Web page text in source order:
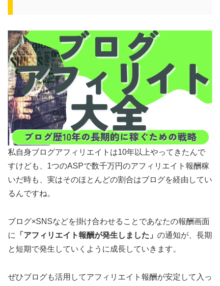
私自身ブログアフィリエイトは10年以上やってきたんで
すけども、1つのASPで数千万円のアフィリエイト報酬稼
いだ時も、実はそのほとんどの割合はブログを経由してい
るんですね。
ブログ×SNSなどを掛け合わせることであなたの報酬画面
に
「アフィリエイト報酬が発生しました」 の通知が、長期
と短期で発生していくように成長していきます。
ぜひブログも活用してアフィリエイト報酬が安定して入っ